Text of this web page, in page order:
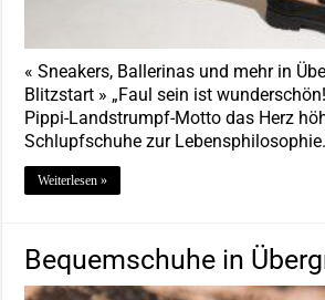
« Sneakers, Ballerinas und mehr in
Blitzstart » „Faul sein ist
Pippi-Landstrumpf-Motto das Herz
Schlupfschuhe zur
Weiterlesen »
Bequemschuhe in